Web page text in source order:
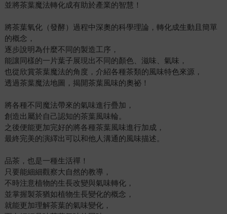
並將茶葉魔法轉化成有助於產業的智慧！
將茶葉氧化（發酵）過程中深奧的科學理論，轉化成生動且簡單
的概念，
逐步說明為什麼不同的製造工序，
能讓同樣的一片葉子展現出不同的顏色、滋味、氣味，
也從欣賞茶葉魔法的角度，介紹各種茶類的風味特色來源，
透過茶葉魔法地圖，揭開茶葉風味的奧祕！
將各種不同魔法帶來的氣味進行疊加，
創造出屬於自己認知的茶葉風味輪。
之後便能更加完好的將各種茶葉風味進行加成，
最終完美的演繹出可以和他人溝通的風味描述。
品茶，也是一種生活禪！
只要能細細觀察大自然的教導，
不時注意植物的生長改變與氣味轉化，
並掌握製茶猶如植物生長變化的概念，
就能更加理解茶葉的氣味變化，